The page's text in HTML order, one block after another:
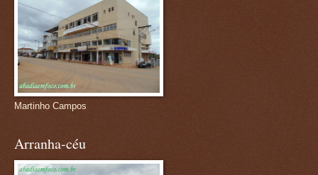
Martinho Campos
Arranha-céu